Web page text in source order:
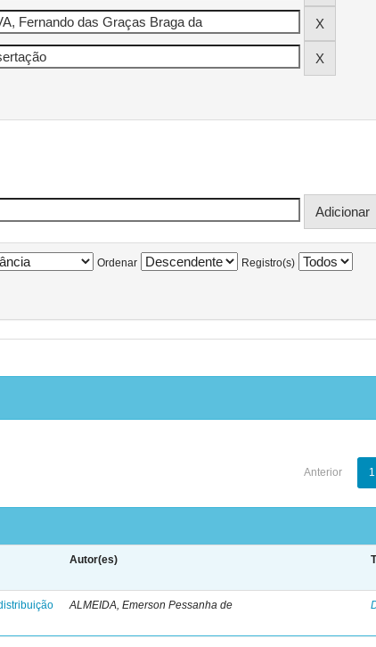
Ordenar Registro(s)
Anterior 1
Autor(es)
ALMEIDA, Emerson Pessanha de